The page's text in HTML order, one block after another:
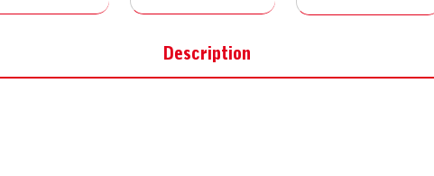
Description